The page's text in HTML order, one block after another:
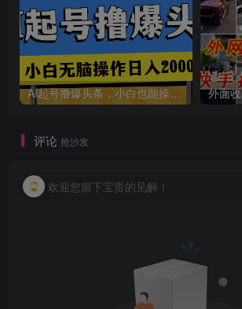
AI起号撸爆头条，小白也能操作，日入2000+
评论 抢沙发
欢迎您留下宝贵的见解！